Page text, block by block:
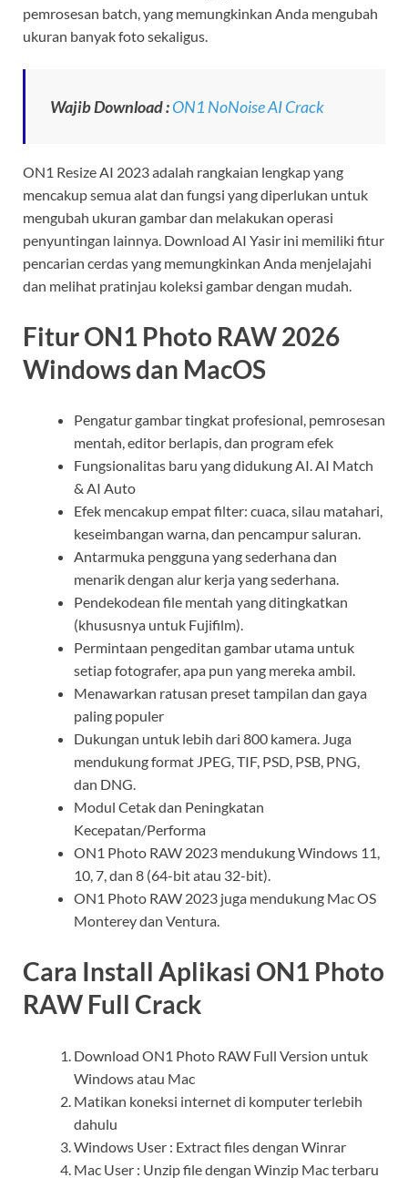
pemrosesan batch, yang memungkinkan Anda mengubah
ukuran banyak foto sekaligus.
Wajib Download :ON1 NoNoise AI Crack
ON1 Resize AI 2023 adalah rangkaian lengkap yang
mencakup semua alat dan fungsi yang diperlukan untuk
mengubah ukuran gambar dan melakukan operasi
penyuntingan lainnya. Download AI Yasir ini memiliki fitur
pencarian cerdas yang memungkinkan Anda menjelajahi
dan melihat pratinjau koleksi gambar dengan mudah.
Fitur ON1 Photo RAW 2026
Windows dan MacOS
Pengatur gambar tingkat profesional, pemrosesan
mentah, editor berlapis, dan program efek
Fungsionalitas baru yang didukung AI. AI Match
& AI Auto
Efek mencakup empat filter: cuaca, silau matahari,
keseimbangan warna, dan pencampur saluran.
Antarmuka pengguna yang sederhana dan
menarik dengan alur kerja yang sederhana.
Pendekodean file mentah yang ditingkatkan
(khususnya untuk Fujifilm).
Permintaan pengeditan gambar utama untuk
setiap fotografer, apa pun yang mereka ambil.
Menawarkan ratusan preset tampilan dan gaya
paling populer
Dukungan untuk lebih dari 800 kamera. Juga
mendukung format JPEG, TIF, PSD, PSB, PNG,
dan DNG.
Modul Cetak dan Peningkatan
Kecepatan/Performa
ON1 Photo RAW 2023 mendukung Windows 11,
10, 7, dan 8 (64-bit atau 32-bit).
ON1 Photo RAW 2023 juga mendukung Mac OS
Monterey dan Ventura.
Cara Install Aplikasi ON1 Photo
RAW Full Crack
Download ON1 Photo RAW Full Version untuk
Windows atau Mac
Matikan koneksi internet di komputer terlebih
dahulu
Windows User : Extract files dengan Winrar
Mac User : Unzip file dengan Winzip Mac terbaru